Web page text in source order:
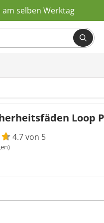
selben Werktag
Loop
4.7 von 5